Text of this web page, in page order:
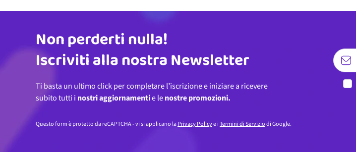
Indirizzo email
Non perderti nulla!
Iscriviti alla nostra Newsletter
Ti basta un ultimo click per completare l’iscrizione e iniziare a ricevere
subito tutti i nostri aggiornamentie lenostre promozioni.
Questo form è protetto da reCAPTCHA - vi si applicano laPrivacy Policye iTermini di Serviziodi Google.